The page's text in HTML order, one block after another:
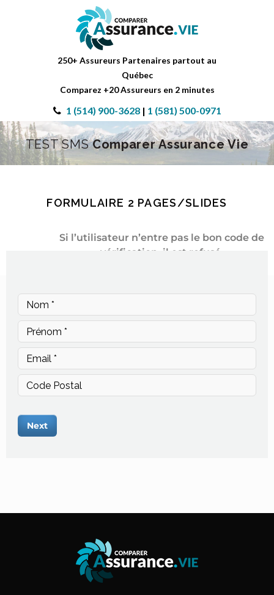
250+ Assureurs Partenaires partout au
Québec
Comparez +20 Assureurs en 2 minutes
1 (514) 900-3628| 1 (581) 500-0971
TEST SMSComparer Assurance Vie
FORMULAIRE 2 PAGES/SLIDES
Si l’utilisateur n’entre pas le bon code de
vérification, il est refusé.